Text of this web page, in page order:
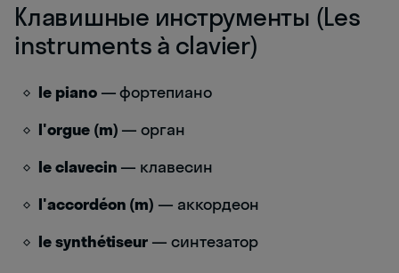
Клавишные инструменты (Les
instruments à clavier)
le piano— фортепиано
l'orgue (m) — орган
le clavecin — клавесин
l'accordéon (m) — аккордеон
le synthétiseur — синтезатор